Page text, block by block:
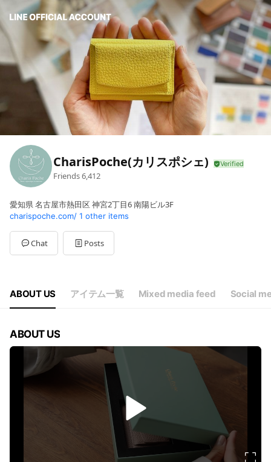
CharisPoche(カリスポシェ)
Friends6,412
愛知県 名古屋市熱田区 神宮2丁目6 南陽ビル3F
charispoche.com/ 1 other items
Chat Posts
ABOUT US アイテム一覧 Mixed media feed Social
ABOUT US
v
d
o